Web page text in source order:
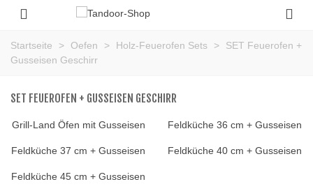
Startseite > Oefen > Holz-Feuerofen Sets >
SET Feuerofen +
Gusseisen Geschirr
SET FEUEROFEN + GUSSEISEN GESCHIRR
Grill-Land Öfen mit Gusseisen Feldküche 36 cm + Gusseisen
Feldküche 37 cm + Gusseisen Feldküche 40 cm + Gusseisen
Feldküche 45 cm + Gusseisen